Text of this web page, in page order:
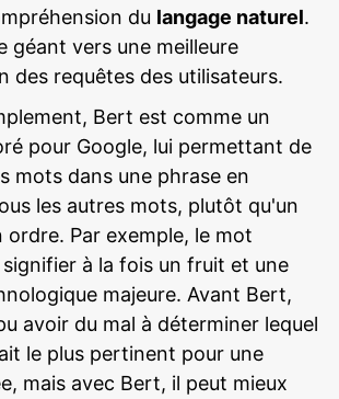
du langage naturel.
géant vers une meilleure
des requêtes des utilisateurs.
Bert est comme un
pour Google, lui permettant de
mots dans une phrase en
les autres mots, plutôt qu'un
ordre. Par exemple, le mot
à la fois un fruit et une
majeure. Avant Bert,
avoir du mal à déterminer lequel
le plus pertinent pour une
mais avec Bert, il peut mieux